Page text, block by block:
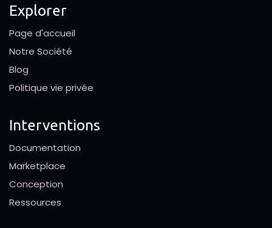
Explorer
Page d'accueil
Notre Société
Blog
Politique vie privée
Interventions
Documentation
Marketplace
Conception
Ressources